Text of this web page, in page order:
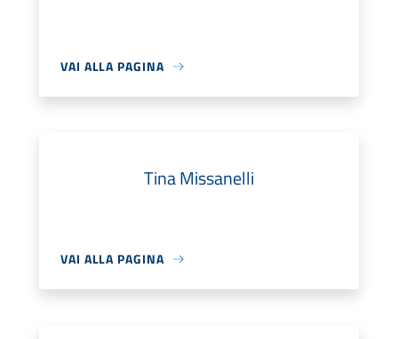
VAI ALLA PAGINA
Tina Missanelli
VAI ALLA PAGINA